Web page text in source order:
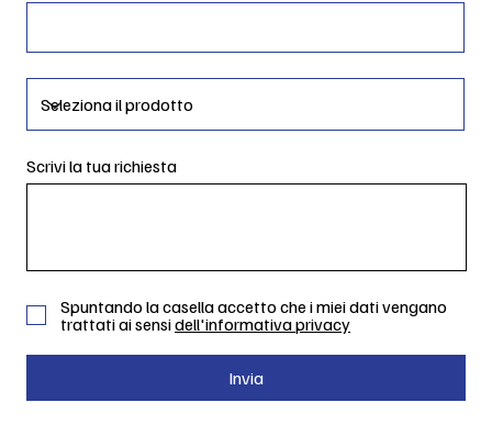
Scrivi la tua richiesta
Spuntando la casella accetto che i miei dati vengano
trattati ai sensidell'informativa privacy
Invia